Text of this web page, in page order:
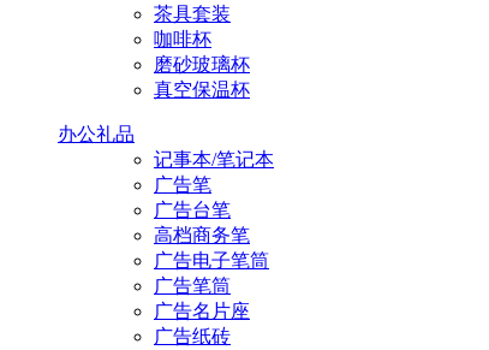
茶具套装
咖啡杯
磨砂玻璃杯
真空保温杯
办公礼品
记事本/笔记本
广告笔
广告台笔
高档商务笔
广告电子笔筒
广告笔筒
广告名片座
广告纸砖